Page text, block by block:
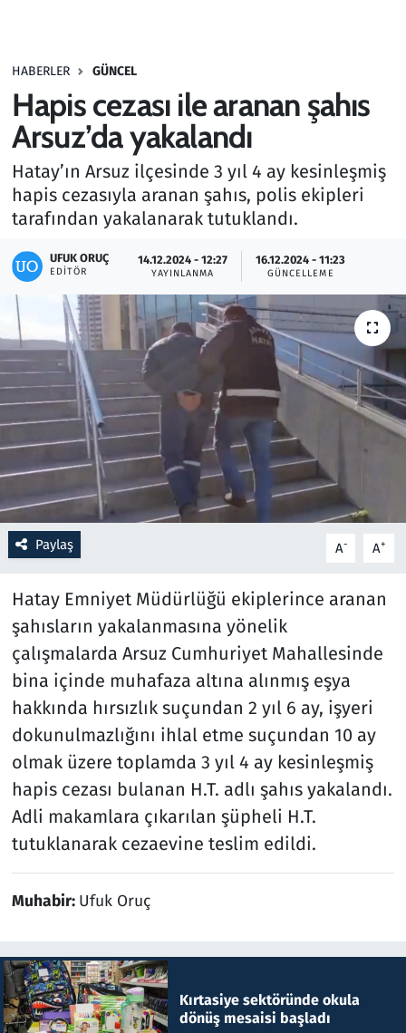
HABERLER GÜNCEL
Hapis cezası ile aranan şahıs
Arsuz’da yakalandı
Hatay’ın Arsuz ilçesinde 3 yıl 4 ay kesinleşmiş
hapis cezasıyla aranan şahıs, polis ekipleri
tarafından yakalanarak tutuklandı.
UFUK ORUÇ
EDITÖR
14.12.2024 - 12:27
YAYINLANMA
16.12.2024 - 11:23
GÜNCELLEME
Paylaş A- A+
Hatay Emniyet Müdürlüğü ekiplerince aranan
şahısların yakalanmasına yönelik
çalışmalarda Arsuz Cumhuriyet Mahallesinde
bina içinde muhafaza altına alınmış eşya
hakkında hırsızlık suçundan 2 yıl 6 ay, işyeri
dokunulmazlığını ihlal etme suçundan 10 ay
olmak üzere toplamda 3 yıl 4 ay kesinleşmiş
hapis cezası bulanan H.T. adlı şahıs yakalandı.
Adli makamlara çıkarılan şüpheli H.T.
tutuklanarak cezaevine teslim edildi.
Muhabir: Ufuk Oruç
Kırtasiye sektöründe okula
dönüş mesaisi başladı
Haber
Kültür Sanat
Kurumsal Haberler
Lezzet Durağı
Memur ve Kamu
Otomobil
Oyun
Ramazan
Resmi İlanlar
Rüya Tabirleri
Sağlık
Savunma Sanayi
Seçim 2023
Spor
Teknoloji ve Bilim
Televizyon